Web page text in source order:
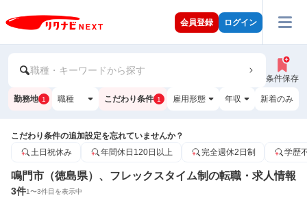
会員登録 ログイン
職種・キーワードから探す
条件保存
勤務地 1 職種 こだわり条件 1 雇用形態 年収 新着のみ
こだわり条件の追加設定を忘れていませんか？
土日祝休み
年間休日120日以上 完全週休2日制 学歴
鳴門市（徳島県）、フレックスタイム制の転職・求人情報
3件1〜3件目を表示中